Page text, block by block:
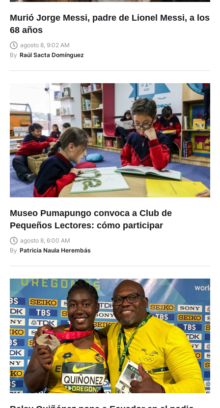
Murió Jorge Messi, padre de Lionel Messi, a los
68 años
agosto 8, 9:02 AM
By Raúl Sacta Domínguez
Museo Pumapungo convoca a Club de
Pequeños Lectores: cómo participar
agosto 8, 6:00 AM
By Patricia Naula Herembás